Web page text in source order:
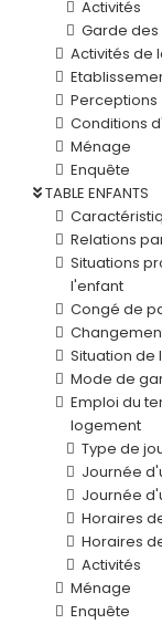
Activités
Garde des
Activités de
Perceptions
Conditions
Ménage
Enquête
TABLE ENFANTS
Relations
Situations
l'enfant
Congé de
Situation de
Mode de
Emploi du
logement
Type de
Journée
Journée
Horaires
Horaires
Activités
Ménage
Enquête